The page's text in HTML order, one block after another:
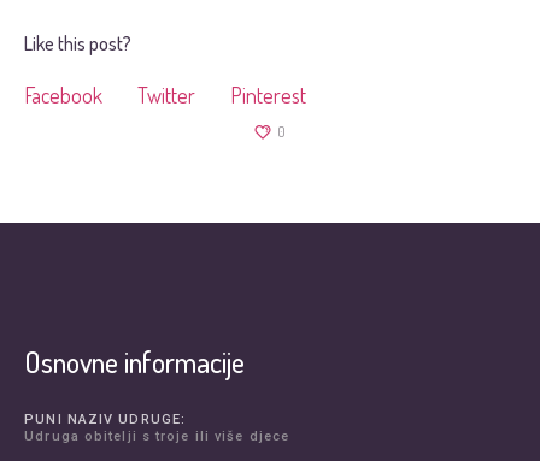
Like this post?
Facebook Twitter Pinterest
0
Osnovne informacije
PUNI NAZIV UDRUGE:
Udruga obitelji s troje ili više djece